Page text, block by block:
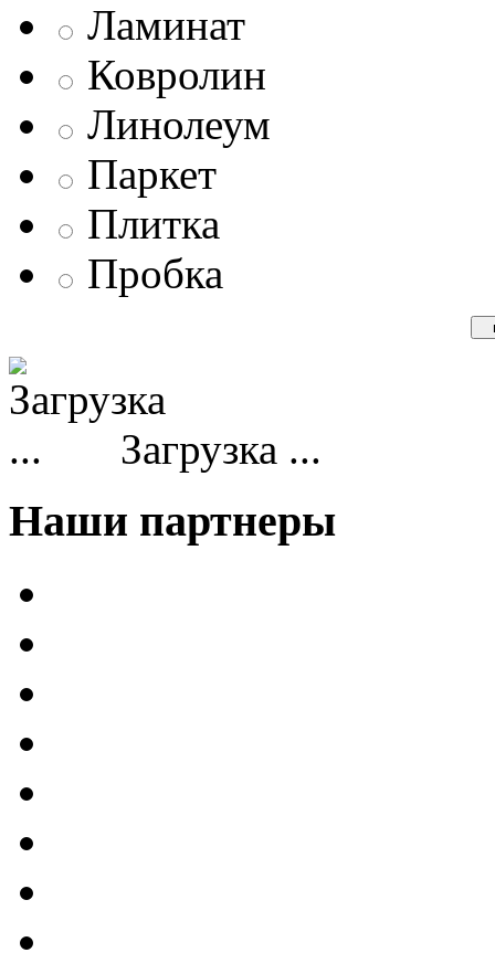
Ламинат
Ковролин
Линолеум
Паркет
Плитка
Пробка
Загрузка ...
Наши партнеры